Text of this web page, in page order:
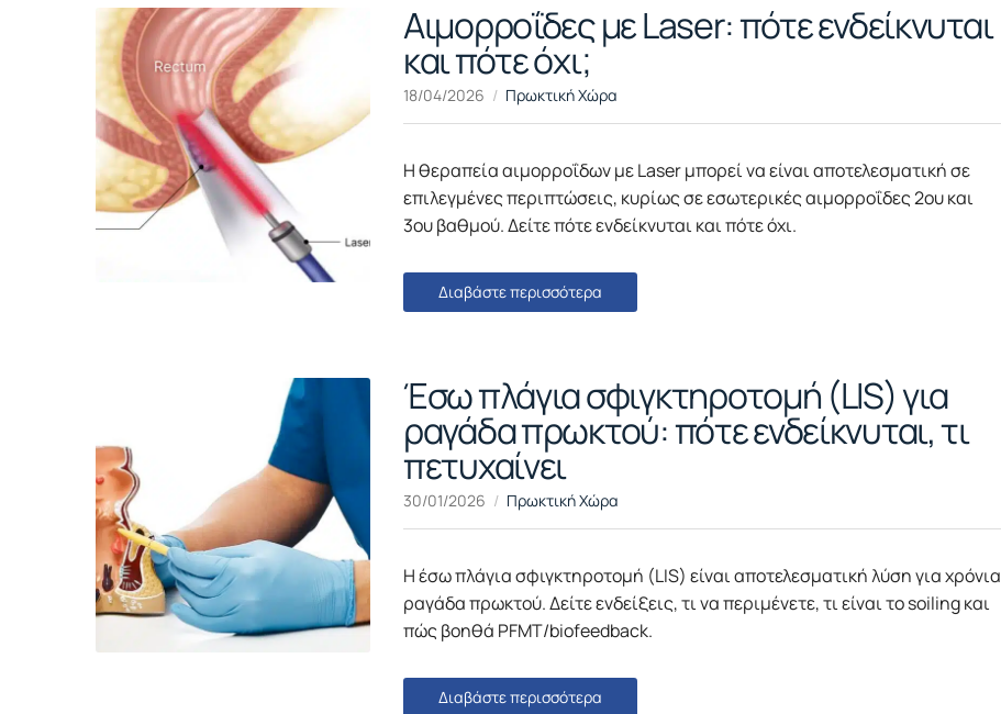
Αιμορροΐδες με Laser: πότε ενδείκνυται
και πότε όχι;
18/04/2026 Πρωκτική Χώρα
Η θεραπεία αιμορροΐδων με Laser μπορεί να είναι αποτελεσματική σε
επιλεγμένες περιπτώσεις, κυρίως σε εσωτερικές αιμορροΐδες 2ου και
3ου βαθμού. Δείτε πότε ενδείκνυται και πότε όχι.
Διαβάστε περισσότερα
Έσω πλάγια σφιγκτηροτομή (LIS) για
ραγάδα πρωκτού: πότε ενδείκνυται, τι
πετυχαίνει
30/01/2026 Πρωκτική Χώρα
Η έσω πλάγια σφιγκτηροτομή (LIS) είναι αποτελεσματική λύση για χρόνια
ραγάδα πρωκτού. Δείτε ενδείξεις, τι να περιμένετε, τι είναι το soiling και
πώς βοηθά PFMT/biofeedback.
Διαβάστε περισσότερα